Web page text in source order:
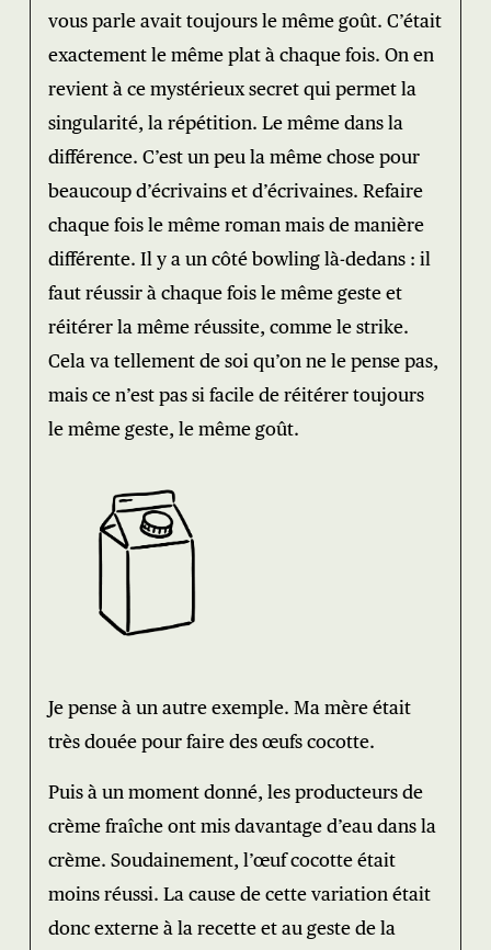
vous parle avait toujours le même goût. C’était
exactement le même plat à chaque fois. On en
revient à ce mystérieux secret qui permet la
singularité, la répétition. Le même dans la
différence. C’est un peu la même chose pour
beaucoup d’écrivains et d’écrivaines. Refaire
chaque fois le même roman mais de manière
différente. Il y a un côté bowling là-dedans : il
faut réussir à chaque fois le même geste et
réitérer la même réussite, comme le strike.
Cela va tellement de soi qu’on ne le pense pas,
mais ce n’est pas si facile de réitérer toujours
le même geste, le même goût.
Je pense à un autre exemple. Ma mère était
très douée pour faire des œufs cocotte.
Puis à un moment donné, les producteurs de
crème fraîche ont mis davantage d’eau dans la
crème. Soudainement, l’œuf cocotte était
moins réussi. La cause de cette variation était
donc externe à la recette et au geste de la